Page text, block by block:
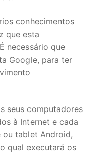
conhecimentos
que esta
necessário que
Google, para ter
seus computadores
à Internet e cada
ou tablet Android,
qual executará os